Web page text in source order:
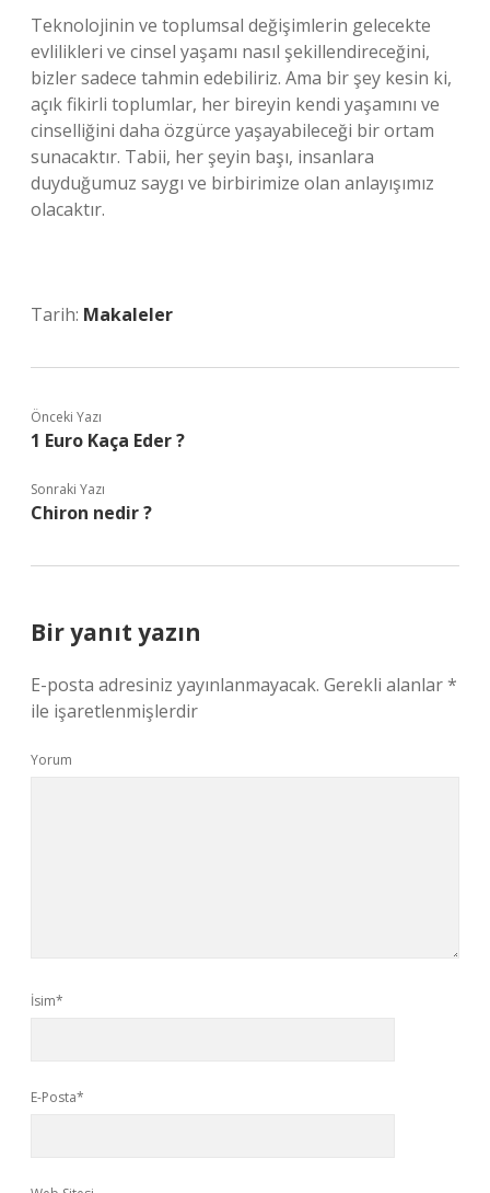
Teknolojinin ve toplumsal değişimlerin gelecekte
evlilikleri ve cinsel yaşamı nasıl şekillendireceğini,
bizler sadece tahmin edebiliriz. Ama bir şey kesin ki,
açık fikirli toplumlar, her bireyin kendi yaşamını ve
cinselliğini daha özgürce yaşayabileceği bir ortam
sunacaktır. Tabii, her şeyin başı, insanlara
duyduğumuz saygı ve birbirimize olan anlayışımız
olacaktır.
Tarih: Makaleler
Önceki Yazı
1 Euro Kaça Eder ?
Sonraki Yazı
Chiron nedir ?
Bir yanıt yazın
E-posta adresiniz yayınlanmayacak. Gerekli alanlar*
ile işaretlenmişlerdir
Yorum
İsim*
E-Posta*